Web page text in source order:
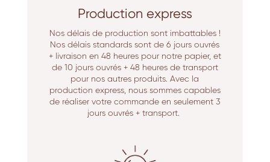
Production express
Nos délais de production sont imbattables !
Nos délais standards sont de 6 jours ouvrés
+ livraison en 48 heures pour notre papier, et
de 10 jours ouvrés + 48 heures de transport
pour nos autres produits. Avec la
production express, nous sommes capables
de réaliser votre commande en seulement 3
jours ouvrés + transport.